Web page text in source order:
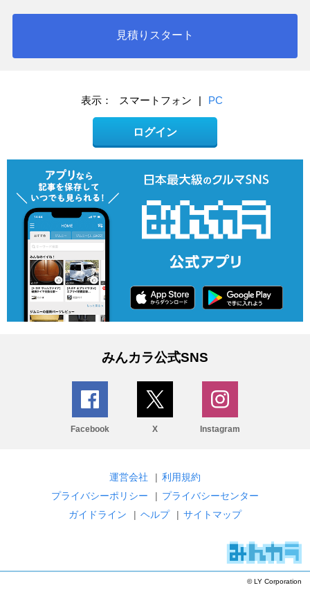
見積りスタート
表示： スマートフォン | PC
ログイン
みんカラ公式SNS
Facebook X Instagram
運営会社 | 利用規約
プライバシーポリシー
| プライバシーセンター
ガイドライン
| ヘルプ | サイトマップ
© LY Corporation